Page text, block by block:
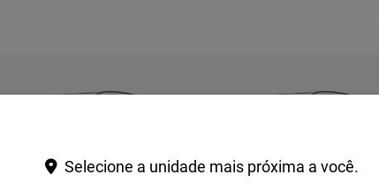
Selecione a unidade mais próxima a você.